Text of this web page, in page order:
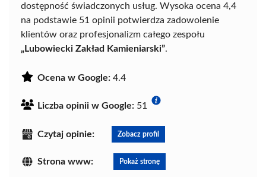
dostępność świadczonych usług. Wysoka ocena 4,4
na podstawie 51 opinii potwierdza zadowolenie
klientów oraz profesjonalizm całego zespołu
„Lubowiecki Zakład Kamieniarski”.
Ocena w Google: 4.4
Liczba opinii w Google: 51
Czytaj opinie: Zobacz profil
Strona www: Pokaż stronę